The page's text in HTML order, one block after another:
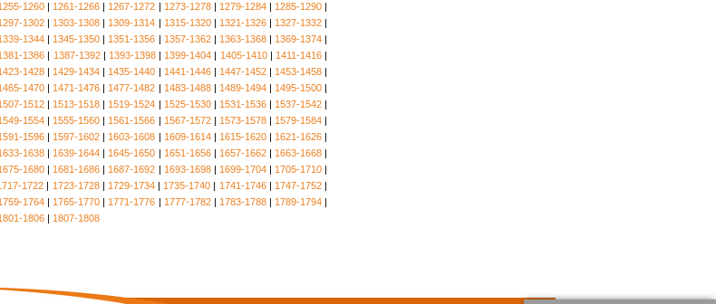
1260 | 1261-1266 | 1267-1272 | 1273-1278| 1279-1284| 1285-1290|
1302 | 1303-1308 | 1309-1314 | 1315-1320| 1321-1326| 1327-1332|
1344 | 1345-1350 | 1351-1356 | 1357-1362| 1363-1368| 1369-1374|
1386 | 1387-1392| 1393-1398| 1399-1404 | 1405-1410| 1411-1416|
1428 | 1429-1434 | 1435-1440 | 1441-1446| 1447-1452| 1453-1458|
1470 | 1471-1476 | 1477-1482 | 1483-1488| 1489-1494| 1495-1500|
1512 | 1513-1518 | 1519-1524 | 1525-1530| 1531-1536| 1537-1542|
1554 | 1555-1560 | 1561-1566 | 1567-1572| 1573-1578| 1579-1584|
1596 | 1597-1602 | 1603-1608 | 1609-1614| 1615-1620| 1621-1626|
1638 | 1639-1644 | 1645-1650 | 1651-1656| 1657-1662| 1663-1668|
1680 | 1681-1686 | 1687-1692 | 1693-1698| 1699-1704| 1705-1710|
1722 | 1723-1728| 1729-1734| 1735-1740 | 1741-1746| 1747-1752|
1764 | 1765-1770 | 1771-1776 | 1777-1782| 1783-1788| 1789-1794|
1806 | 1807-1808